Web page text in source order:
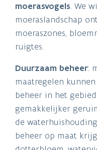
moerasvogels. We
moeraslandschap
moeraszones,
ruigtes.
Duurzaam beheer:
maatregelen
beheer in het
gemakkelijker
de
beheer op maat